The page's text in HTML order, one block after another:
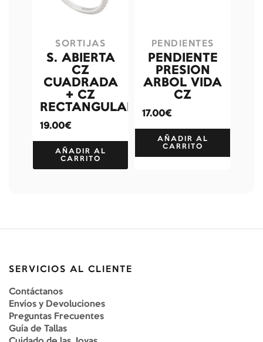
SORTIJAS
S. ABIERTA
CZ
CUADRADA
+ CZ
RECTANGULAR
19.00€
AÑADIR AL
CARRITO
PENDIENTES
PENDIENTE
PRESION
ARBOL VIDA
CZ
17.00€
AÑADIR AL
CARRITO
SERVICIOS AL CLIENTE
Contáctanos
Envíos y Devoluciones
Preguntas Frecuentes
Guía de Tallas